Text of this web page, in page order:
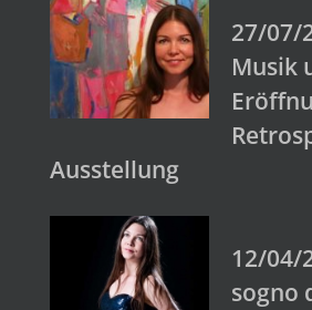
27/07/
Musik
Ausstellung
12/04/
sogno